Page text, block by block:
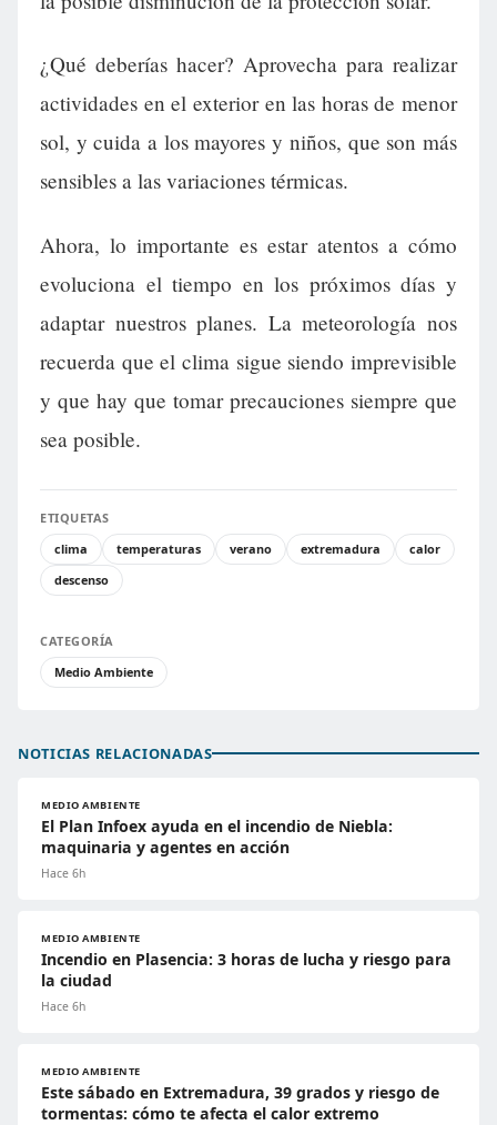
¿Qué deberías hacer? Aprovecha para realizar
actividades en el exterior en las horas de menor
sol, y cuida a los mayores y niños, que son más
sensibles a las variaciones térmicas.
Ahora, lo importante es estar atentos a cómo
evoluciona el tiempo en los próximos días y
adaptar nuestros planes. La meteorología nos
recuerda que el clima sigue siendo imprevisible
y que hay que tomar precauciones siempre que
sea posible.
ETIQUETAS
clima
temperaturas verano extremadura
calor
descenso
CATEGORÍA
Medio Ambiente
NOTICIAS RELACIONADAS
MEDIO AMBIENTE
El Plan Infoex ayuda en el incendio de Niebla:
maquinaria y agentes en acción
Hace 6h
MEDIO AMBIENTE
Incendio en Plasencia: 3 horas de lucha y riesgo para
la ciudad
Hace 6h
MEDIO AMBIENTE
Este sábado en Extremadura, 39 grados y riesgo de
tormentas: cómo te afecta el calor extremo